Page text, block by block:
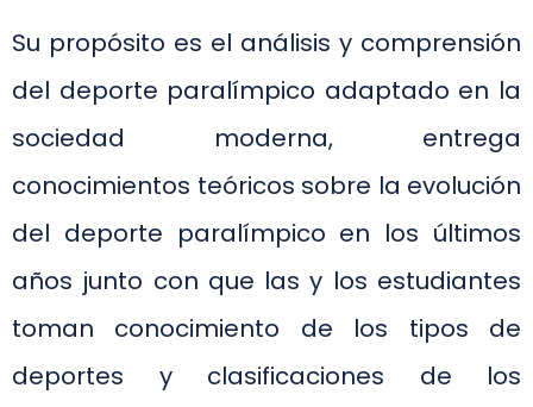
Su propósito es el análisis y comprensión
del deporte paralímpico adaptado en la
sociedad moderna, entrega
conocimientos teóricos sobre la evolución
del deporte paralímpico en los últimos
años junto con que las y los estudiantes
toman conocimiento de los tipos de
deportes y clasificaciones de los